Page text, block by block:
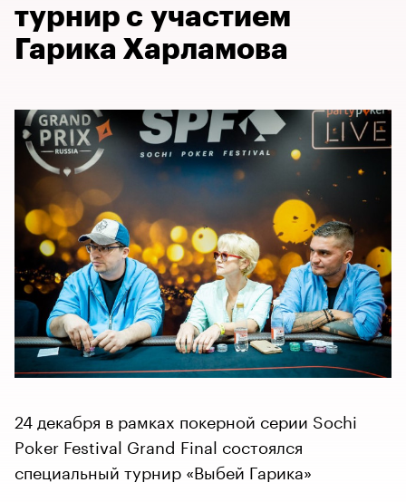
турнир с участием
Гарика Харламова
24 декабря в рамках покерной серии Sochi
Poker Festival Grand Final состоялся
специальный турнир «Выбей Гарика»